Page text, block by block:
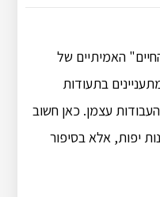
האמיתיים של
בתעודות
עצמן. כאן חשוב
יפות, אלא בסיפור